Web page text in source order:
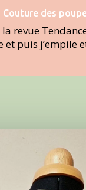
Couture des
la revue
puis j’empile